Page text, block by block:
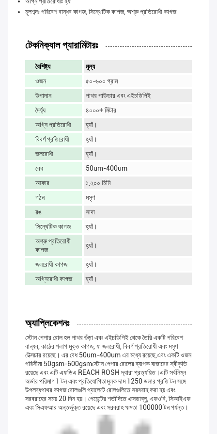
মূলশব্দঃ পরিবেশ বান্ধব কাগজ, সিন্থেটিক কাগজ, অশ্রু প্রতিরোধী কাগজ
টেকনিক্যাল প্যারামিটারঃ
বৈশিষ্ট্য
মূল্য
ওজন
৫০-৬০০ গ্রাম
উপাদান
পাথর পাউডার এবং এইচডিপিই
দৈর্ঘ্য
৪০০০+ মিটার
অগ্নি প্রতিরোধী
হ্যাঁ।
বিবর্ণ প্রতিরোধী
হ্যাঁ।
জলরোধী
হ্যাঁ।
বেধ
50um-400um
আকার
১,২০০ মিমি
গঠন
মসৃণ
রঙ
সাদা
সিন্থেটিক কাগজ
হ্যাঁ।
অশ্রু প্রতিরোধী
কাগজ
হ্যাঁ।
জলরোধী কাগজ
হ্যাঁ।
অগ্নিরোধী কাগজ
হ্যাঁ।
অ্যাপ্লিকেশনঃ
স্টোন পেপার রোল হল পাথর গুঁড়া এবং এইচডিপিই থেকে তৈরি একটি পরিবেশ
বান্ধব, কাঠের পলাপ মুক্ত কাগজ, যা জলরোধী, বিবর্ণ প্রতিরোধী এবং মসৃণ
টেক্সচার রয়েছে। এর বেধ 50um-400um এর মধ্যে রয়েছে,এবং একটি ওজন
পরিসীমা 50gsm-600gsmস্টোন পেপার রোলের ব্যাপক বাজারের স্বীকৃতি
রয়েছে এবং এটি এফডিএ REACH ROSH দ্বারা প্রত্যয়িত।এটি সর্বনিম্ন
অর্ডার পরিমাণ 1 টন এবং প্রতিযোগিতামূলক দাম 1250 ডলার প্রতি টন সঙ্গে
উপলব্ধপাথর কাগজ রোলগুলি প্যালেটে রোলগুলিতে সরবরাহ করা হয় এবং
সরবরাহের সময় 20 দিন হয়। পেমেন্টের শর্তাদিতে এক্সডাব্লু, এফওবি, সিআইএফ
এবং সিএফআর অন্তর্ভুক্ত রয়েছে এবং সরবরাহ ক্ষমতা 100000 টন পর্যন্ত।